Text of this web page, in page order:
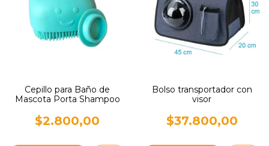
Cepillo para Baño de
Mascota Porta Shampoo
$2.800,00
Bolso transportador con
visor
$37.800,00